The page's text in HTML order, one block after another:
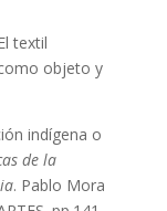
textil
objeto y
indígena o
de la
. Pablo Mora